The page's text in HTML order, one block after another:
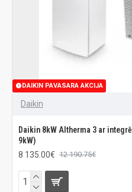
DAIKIN PAVASARA AKCIJA
Daikin
Daikin 8kW Altherma 3 ar
9kW)
8 135.00€ 12 190.75€